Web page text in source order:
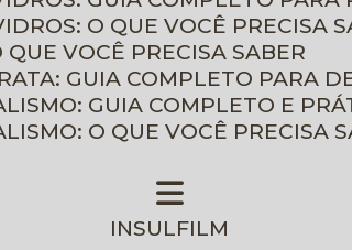
O QUE VOCÊ PRECISA
QUE VOCÊ PRECISA SABER
GUIA COMPLETO PARA
GUIA COMPLETO E
O QUE VOCÊ PRECISA
INSULFILM